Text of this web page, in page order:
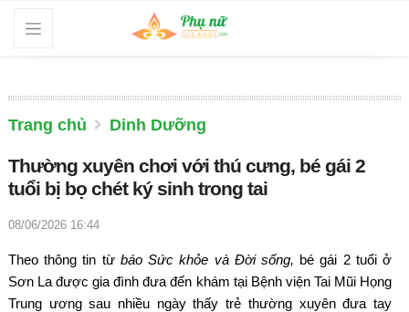
Trang chủ Dinh Dưỡng
Thường xuyên chơi với thú cưng, bé gái 2
tuổi bị bọ chét ký sinh trong tai
08/06/2026 16:44
Theo thông tin từ báo Sức khỏe và Đời sống, bé gái 2 tuổi ở
Sơn La được gia đình đưa đến khám tại Bệnh viện Tai Mũi Họng
Trung ương sau nhiều ngày thấy trẻ thường xuyên đưa tay